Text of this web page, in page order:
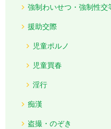
強制わいせつ・強制性交
援助交際
児童ポルノ
児童買春
淫行
痴漢
盗撮・のぞき